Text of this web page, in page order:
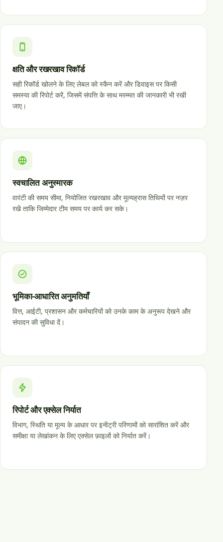
क्षति और रखरखाव रिकॉर्ड
सही रिकॉर्ड खोलने के लिए लेबल को स्कैन करें और डिवाइस पर किसी
समस्या की रिपोर्ट करें, जिसमें संपत्ति के साथ मरम्मत की जानकारी भी रखी
जाए।
स्वचालित अनुस्मारक
वारंटी की समय सीमा, नियोजित रखरखाव और मूल्यह्रास तिथियों पर नज़र
रखें ताकि जिम्मेदार टीम समय पर कार्य कर सके।
भूमिका-आधारित अनुमतियाँ
वित्त, आईटी, प्रशासन और कर्मचारियों को उनके काम के अनुरूप देखने और
संपादन की सुविधा दें।
रिपोर्ट और एक्सेल निर्यात
विभाग, स्थिति या मूल्य के आधार पर इन्वेंट्री परिणामों को सारांशित करें और
समीक्षा या लेखांकन के लिए एक्सेल फ़ाइलों को निर्यात करें।